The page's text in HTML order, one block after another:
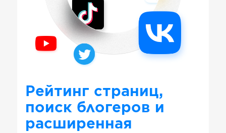
Рейтинг страниц,
поиск блогеров и
расширенная